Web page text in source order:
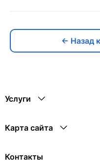
← Назад
Услуги
Карта сайта
Контакты